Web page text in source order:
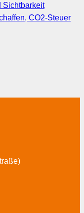
Sichtbarkeit
CO2-Steuer